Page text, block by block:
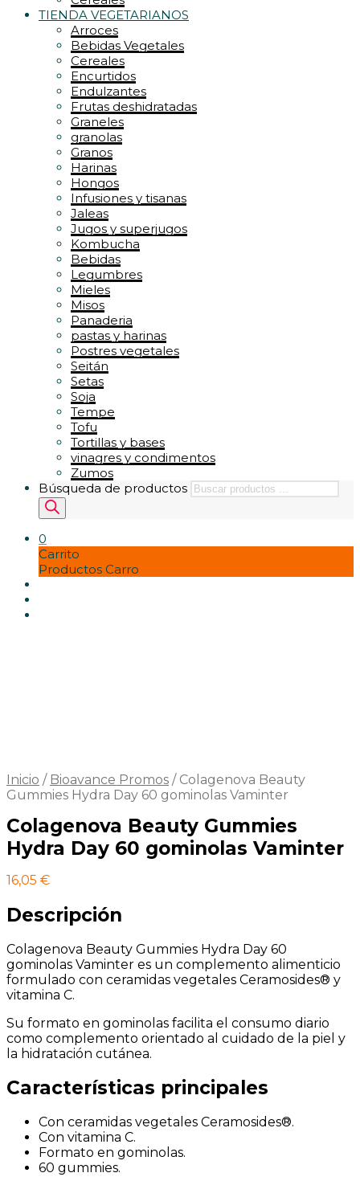
TIENDA VEGETARIANOS
Arroces
Bebidas Vegetales
Cereales
Encurtidos
Endulzantes
Frutas deshidratadas
Graneles
granolas
Granos
Harinas
Hongos
Infusiones y tisanas
Jaleas
Jugos y superjugos
Kombucha
Bebidas
Legumbres
Mieles
Misos
Panaderia
pastas y harinas
Postres vegetales
Seitán
Setas
Soja
Tempe
Tofu
Tortillas y bases
vinagres y condimentos
Zumos
Búsqueda de productos
0
Carrito
Productos Carro
Inicio / Bioavance Promos /Colagenova Beauty
Gummies Hydra Day 60 gominolas Vaminter
Colagenova Beauty Gummies
Hydra Day 60 gominolas Vaminter
16,05 €
Descripción
Colagenova Beauty Gummies Hydra Day 60
gominolas Vaminter es un complemento alimenticio
formulado con ceramidas vegetales Ceramosides® y
vitamina C.
Su formato en gominolas facilita el consumo diario
como complemento orientado al cuidado de la piel y
la hidratación cutánea.
Características principales
Con ceramidas vegetales Ceramosides®.
Con vitamina C.
Formato en gominolas.
60 gummies.